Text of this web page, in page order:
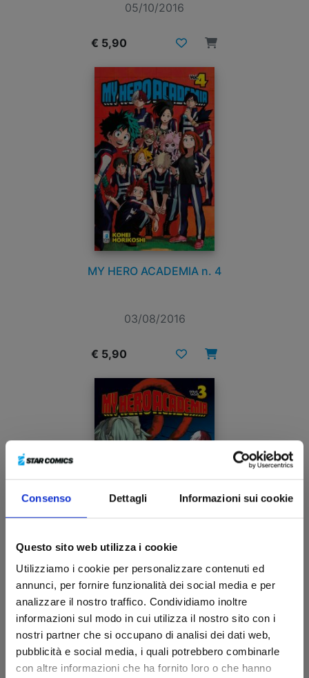
Consenso Dettagli Informazioni sui cookie
Questo sito web utilizza i cookie
Utilizziamo i cookie per personalizzare contenuti ed
annunci, per fornire funzionalità dei social media e per
analizzare il nostro traffico. Condividiamo inoltre
informazioni sul modo in cui utilizza il nostro sito con i
nostri partner che si occupano di analisi dei dati web,
pubblicità e social media, i quali potrebbero combinarle
con altre informazioni che ha fornito loro o che hanno
05/10/2016
€ 5,90
MY HERO ACADEMIA n. 4
03/08/2016
€ 5,90
MY HERO ACADEMIA n. 3
01/06/2016
€ 5,90